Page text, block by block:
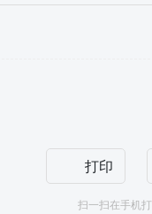
打印
扫一扫在手机